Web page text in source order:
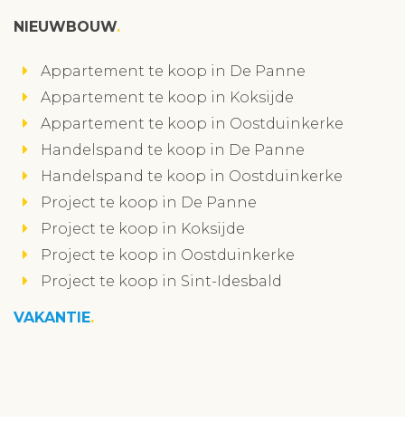
NIEUWBOUW
Appartement te koop in De Panne
Appartement te koop in Koksijde
Appartement te koop in Oostduinkerke
Handelspand te koop in De Panne
Handelspand te koop in Oostduinkerke
Project te koop in De Panne
Project te koop in Koksijde
Project te koop in Oostduinkerke
Project te koop in Sint-Idesbald
VAKANTIE